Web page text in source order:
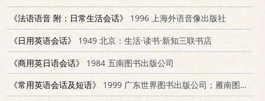
《法语语音 附：日常生活会话》
1996 上海外语音像出版社
《日用英语会话》
1949 北京：生活·读书·新知三联书店
《商用英日语会话》
1984 五南图书出版公司
《常用英语会话及短语》
1999 广东世界图书出版公司；雁南图书出版公司 7506242036